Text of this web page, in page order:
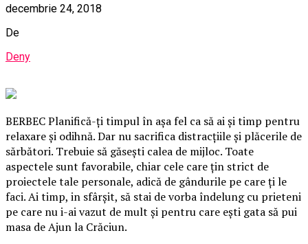
decembrie 24, 2018
De
Deny
BERBEC Planifică-ţi timpul în aşa fel ca să ai şi timp pentru
relaxare şi odihnă. Dar nu sacrifica distracţiile şi plăcerile de
sărbători. Trebuie să găseşti calea de mijloc. Toate
aspectele sunt favorabile, chiar cele care ţin strict de
proiectele tale personale, adică de gândurile pe care ţi le
faci. Ai timp, in sfârşit, să stai de vorba îndelung cu prieteni
pe care nu i-ai vazut de mult şi pentru care eşti gata să pui
masa de Ajun la Crăciun.